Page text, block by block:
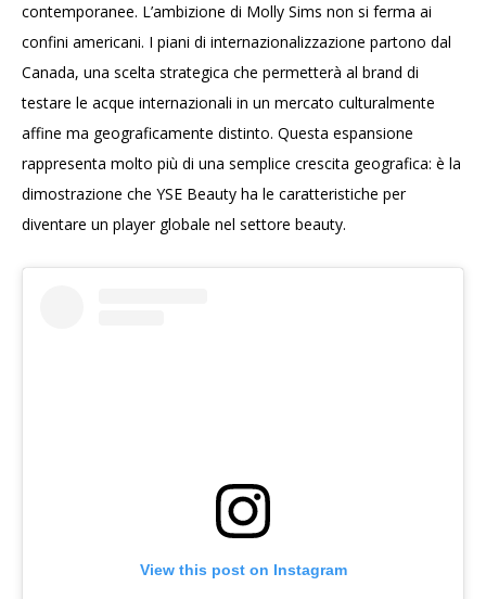
contemporanee. L’ambizione di Molly Sims non si ferma ai
confini americani. I piani di internazionalizzazione partono dal
Canada, una scelta strategica che permetterà al brand di
testare le acque internazionali in un mercato culturalmente
affine ma geograficamente distinto. Questa espansione
rappresenta molto più di una semplice crescita geografica: è la
dimostrazione che YSE Beauty ha le caratteristiche per
diventare un player globale nel settore beauty.
View this post on Instagram